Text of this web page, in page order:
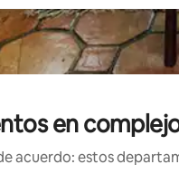
en
acuerdo: estos